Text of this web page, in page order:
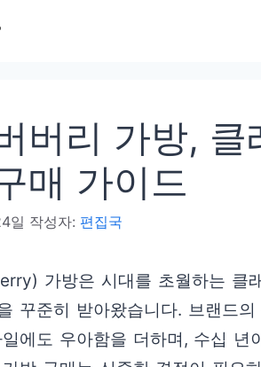
버리 가방, 클
매 가이드
일 작성자: 편집국
가방은 시대를 초월하는 클
꾸준히 받아왔습니다. 브랜드
에도 우아함을 더하며, 수십